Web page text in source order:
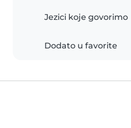
Jezici koje govorimo
Dodato u favorite